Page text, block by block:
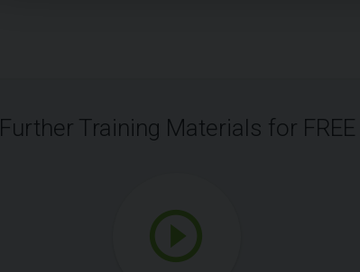
Further Training Materials for FREE